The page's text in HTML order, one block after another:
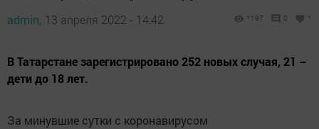
admin, 13 апреля 2022 - 14:42 1197 0 1
В Татарстане зарегистрировано 252 новых случая, 21 –
дети до 18 лет.
За минувшие сутки с коронавирусом